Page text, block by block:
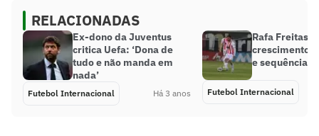
RELACIONADAS
Ex-dono da Juventus
critica Uefa: ‘Dona de
tudo e não manda em
nada’
Futebol Internacional Há 3 anos
Rafa Freitas
crescimento
e sequência
Futebol Internacional